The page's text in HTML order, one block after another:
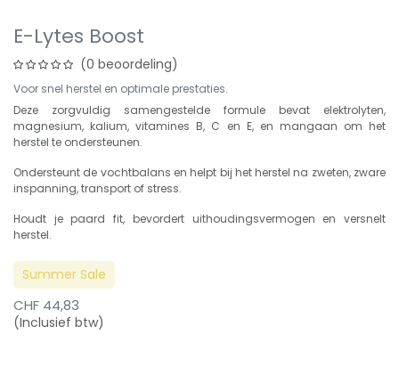
E-Lytes Boost
(0 beoordeling)
Voor snel herstel en optimale prestaties.
Deze zorgvuldig samengestelde formule bevat elektrolyten,
magnesium, kalium, vitamines B, C en E, en mangaan om het
herstel te ondersteunen.
Ondersteunt de vochtbalans en helpt bij het herstel na zweten, zware
inspanning, transport of stress.
Houdt je paard fit, bevordert uithoudingsvermogen en versnelt
herstel.
Summer Sale
CHF 44,83
(Inclusief btw)